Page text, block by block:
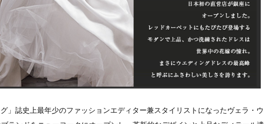
」誌史上最年少のファッションエディター兼スタイリストになったヴェラ・ウ